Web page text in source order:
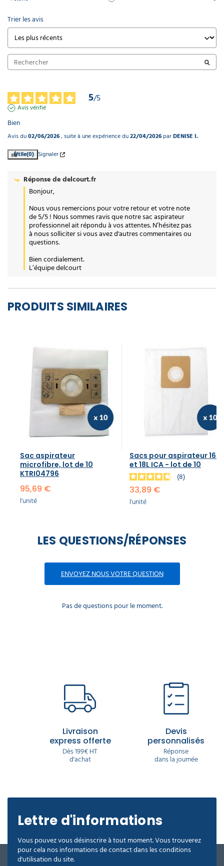
PRODUITS SIMILAIRES
Sac aspirateur
microfibre, lot de 10
KTRI04796
95,69 €
l'unité
Sacs pour aspirateur 16L
et 18L ICA - lot de 10
8
33,89 €
l'unité
LES QUESTIONS/RÉPONSES
ENVOYEZ NOUS VOTRE QUESTION
Pas de questions pour le moment.
Trier les avis
5/5
Avis vérifié
Bien
Avis du02/06/2026, suite à une expérience du22/04/2026parDENISE I.
Utile(0) Signaler
Réponse dedelcourt.fr
Bonjour,
Nous vous remercions pour votre retour et votre note
de 5/5 ! Nous sommes ravis que notre sac aspirateur
professionnel ait répondu à vos attentes. N’hésitez pas
à nous solliciter si vous avez d'autres commentaires ou
questions.
Bien cordialement.
L’équipe delcourt
Livraison
express offerte
Dès 199€ HT
d'achat
Devis
personnalisés
Réponse
dans la journée
Lettre d'informations
Vous pouvez vous désinscrire à tout moment. Vous trouverez
pour cela nos informations de contact dans les conditions
d'utilisation du site.